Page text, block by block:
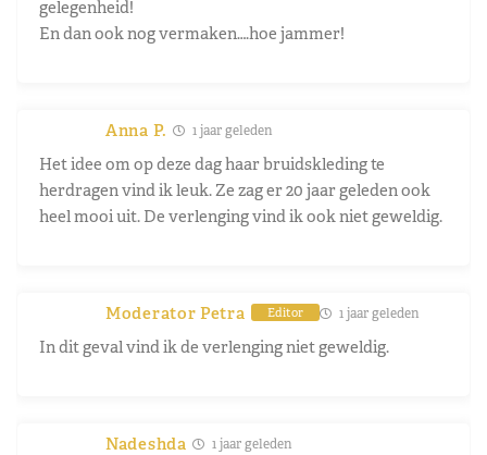
gelegenheid!
En dan ook nog vermaken….hoe jammer!
Anna P. 1 jaar geleden
Het idee om op deze dag haar bruidskleding te
herdragen vind ik leuk. Ze zag er 20 jaar geleden ook
heel mooi uit. De verlenging vind ik ook niet geweldig.
Moderator Petra Editor 1 jaar geleden
In dit geval vind ik de verlenging niet geweldig.
Nadeshda 1 jaar geleden